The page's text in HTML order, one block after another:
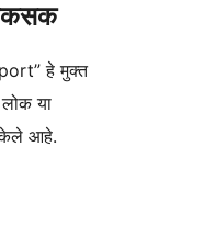
हे मुक्त
या
केले आहे.